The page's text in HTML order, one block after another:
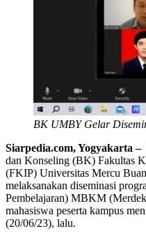
BK UMBY Gelar
Siarpedia.com, Yogyakarta –
dan Konseling (BK) Fakultas
(FKIP) Universitas Mercu
melaksanakan diseminasi
Pembelajaran) MBKM
mahasiswa peserta kampus
(20/06/23), lalu.